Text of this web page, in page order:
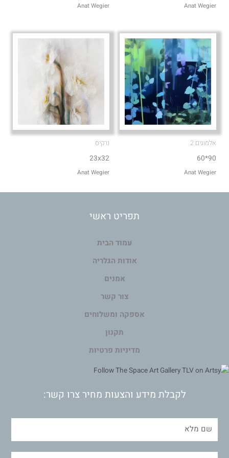
Anat Wegier
Anat Wegier
אלמוגים 2
90*60
Anat Wegier
נרקיס
23x32
Anat Wegier
תפריט ראשי
עמוד הבית
אודות הגלריה
אמנים
צור קשר
אספקה ומשלוחים
תקנון
מדיניות פרטיות
לקבלת מידע והצעות מחיר צרו קשר: